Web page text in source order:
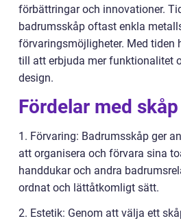
förbättringar och innovationer.
badrumsskåp oftast enkla
förvaringsmöjligheter. Med tiden
till att erbjuda mer funktionalitet
design.
Fördelar med
1. Förvaring: Badrumsskåp ger
att organisera och förvara sina
handdukar och andra
ordnat och lättåtkomligt sätt.
2. Estetik: Genom att välja ett